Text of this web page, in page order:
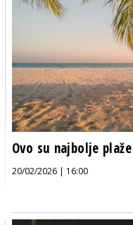
Ovo su najbolje
20/02/2026 | 16:00